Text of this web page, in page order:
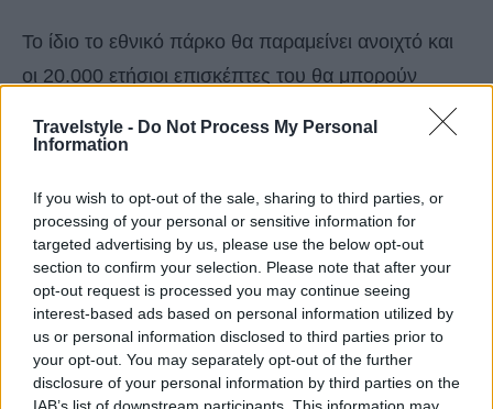
Travelstyle - Do Not Process My Personal
Information
If you wish to opt-out of the sale, sharing to third parties, or
processing of your personal or sensitive information for
targeted advertising by us, please use the below opt-out
section to confirm your selection. Please note that after your
opt-out request is processed you may continue seeing
interest-based ads based on personal information utilized by
us or personal information disclosed to third parties prior to
your opt-out. You may separately opt-out of the further
disclosure of your personal information by third parties on the
IAB’s list of downstream participants. This information may
Το ίδιο το εθνικό πάρκο θα παραμείνει ανοιχτό και
οι 20.000 ετήσιοι επισκέπτες του θα μπορούν
Miranda, ωστόσο, το τέλος των εξερευνητών